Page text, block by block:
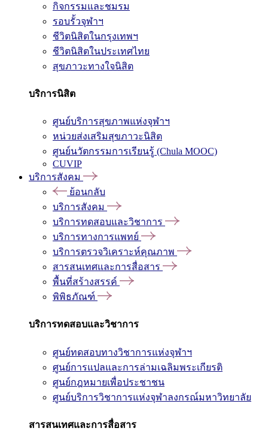
กิจกรรมและชมรม
รอบรั้วจุฬาฯ
ชีวิตนิสิตในกรุงเทพฯ
ชีวิตนิสิตในประเทศไทย
สุขภาวะทางใจนิสิต
บริการนิสิต
ศูนย์บริการสุขภาพแห่งจุฬาฯ
หน่วยส่งเสริมสุขภาวะนิสิต
ศูนย์นวัตกรรมการเรียนรู้ (Chula MOOC)
CUVIP
บริการสังคม
ย้อนกลับ
บริการสังคม
บริการทดสอบและวิชาการ
บริการทางการแพทย์
บริการตรวจวิเคราะห์คุณภาพ
สารสนเทศและการสื่อสาร
พื้นที่สร้างสรรค์
พิพิธภัณฑ์
บริการทดสอบและวิชาการ
ศูนย์ทดสอบทางวิชาการแห่งจุฬาฯ
ศูนย์การแปลและการล่ามเฉลิมพระเกียรติ
ศูนย์กฎหมายเพื่อประชาชน
ศูนย์บริการวิชาการแห่งจุฬาลงกรณ์มหาวิทยาลัย
สารสนเทศและการสื่อสาร